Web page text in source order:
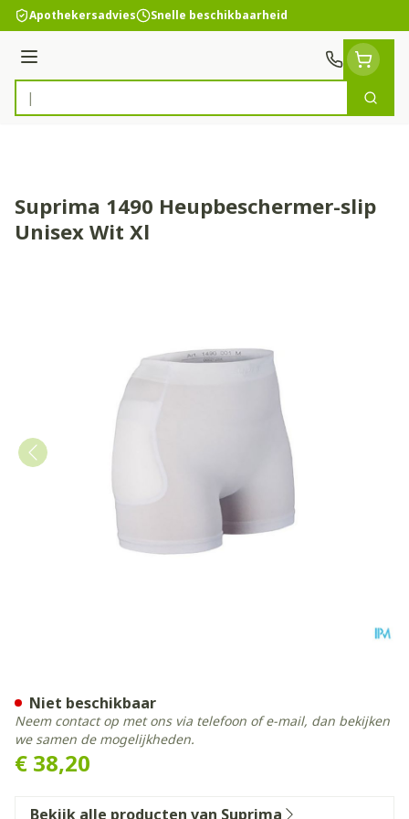
Ga naar de inhoud
Apothekersadvies Snelle beschikbaarheid
Menu
Product, merk, categorie...
Zoek
Suprima 1490 Heupbeschermer-slip
Unisex Wit Xl
€ 38,20
Niet beschikbaar
Neem contact op met ons via telefoon of e-mail, dan bekijken
we samen de mogelijkheden.
Bekijk alle producten van Suprima